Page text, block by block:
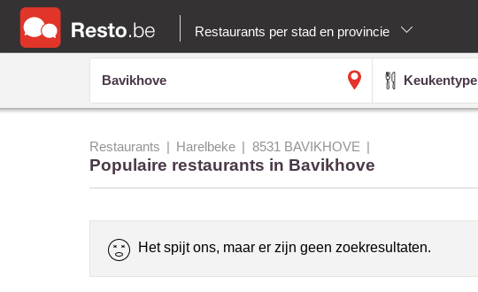
Restaurants per stad en provincie
Keukentype
Restaurants Harelbeke 8531 BAVIKHOVE
Populaire restaurants in Bavikhove
Het spijt ons, maar er zijn geen zoekresultaten.